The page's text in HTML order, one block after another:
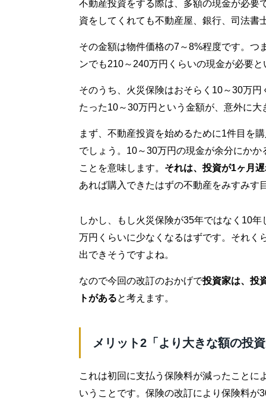
不動産投資をする際は、多額の現金が必要
資をしてくれても不動産屋、銀行、司法書
その金額は物件価格の7～8%程度です。つ
ンでも210～240万円くらいの現金が必要
そのうち、火災保険はおそらく10～30万
たった10～30万円という金額が、意外に大
まず、不動産投資を始めるために1件目を
でしょう。10～30万円の現金が余分にか
ことを意味します。 それは、投資が1ヶ月
あれば購入できたはずの不動産をみすみす
しかし、もし火災保険が35年ではなく10
万円くらいに少なくなるはずです。それく
出できそうですよね。
なので今回の改訂のおかげで投資家は、投
トがあると考えます。
メリット2「より大きな額の投
これは初回に支払う保険料が減ったこと
いうことです。保険の改訂により保険料が